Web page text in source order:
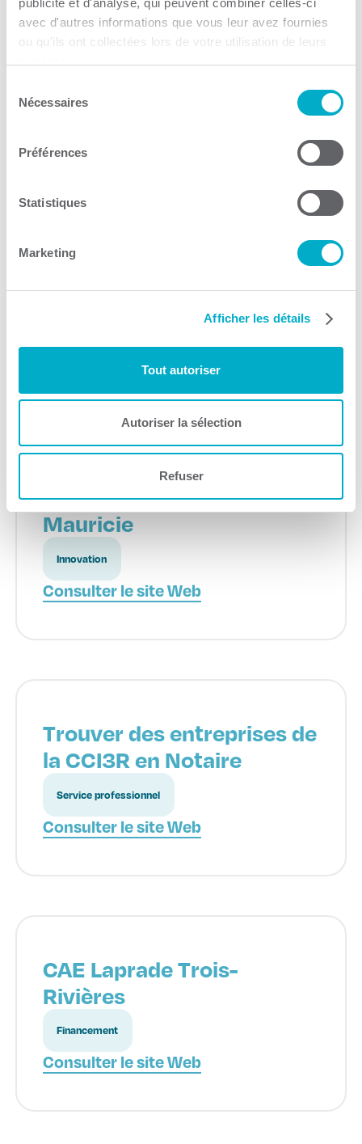
publicité et d'analyse, qui peuvent combiner celles-ci
avec d'autres informations que vous leur avez fournies
ou qu'ils ont collectées lors de votre utilisation de leurs
Nécessaires
Préférences
Statistiques
Marketing
Afficher les détails
Tout autoriser
Autoriser la sélection
Refuser
Consulter le site Web
SANA Trois-Rivières
Économie du savoir
Mauricie
Innovation
Consulter le site Web
Trouver des entreprises de
la CCI3R en Notaire
Service professionnel
Consulter le site Web
CAE Laprade Trois-
Rivières
Financement
Consulter le site Web